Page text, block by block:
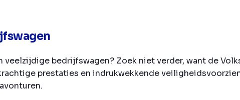
veelzijdige bedrijfswagen? Zoek niet verder, want de
prestaties en indrukwekkende